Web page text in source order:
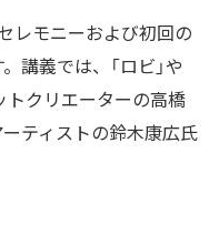
レモニーおよび初回の
講義では、「ロビ」や
トクリエーターの高橋
ティストの鈴木康広氏